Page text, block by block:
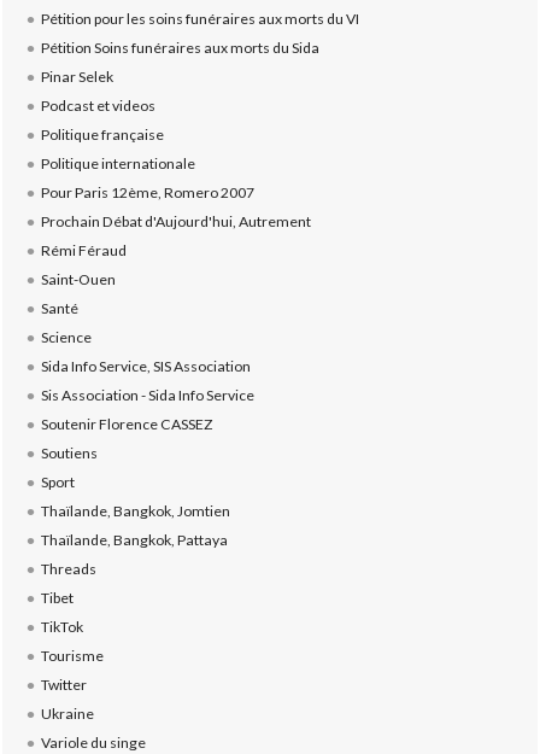
Pétition pour les soins funéraires aux morts du VI
Pétition Soins funéraires aux morts du Sida
Pinar Selek
Podcast et videos
Politique française
Politique internationale
Pour Paris 12ème, Romero 2007
Prochain Débat d'Aujourd'hui, Autrement
Rémi Féraud
Saint-Ouen
Santé
Science
Sida Info Service, SIS Association
Sis Association - Sida Info Service
Soutenir Florence CASSEZ
Soutiens
Sport
Thaïlande, Bangkok, Jomtien
Thaïlande, Bangkok, Pattaya
Threads
Tibet
TikTok
Tourisme
Twitter
Ukraine
Variole du singe